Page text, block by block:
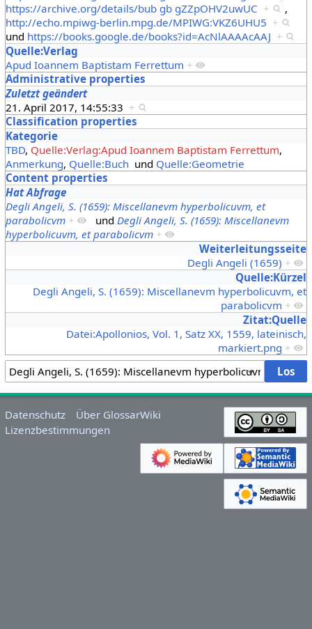
https://archive.org/details/bub gb gZZpOHV2uwUC +
,
http://echo.mpiwg-berlin.mpg.de/MPIWG:VKZ6UHU5 +
und https://books.google.de/books?id=AcNlAAAAcAAJ +
Quelle:Verlag
Apud Ioannem Baptistam Ferrettum +
Administrative properties
Zuletzt geändert
21. April 2017, 14:55:33 +
Classification properties
Kategorie
TBD, Quelle:Verlag:Apud Ioannem Baptistam Ferrettum,
Anmerkung, Quelle:Buchund Quelle:Geometrie
Content properties
Hat Abfrage
Degli Angeli, S. (1659): Miscellanevm hyperbolicuvm, et
parabolicvm + und Degli Angeli, S. (1659): Miscellanevm
hyperbolicuvm, et parabolicvm +
Weiterleitungsseite
Degli Angeli (1659) +
Quelle:Kürzel
Degli Angeli, S. (1659): Miscellanevm hyperbolicuvm, et
parabolicvm +
Zitat:Quelle
Datei:Apollonios, Vol. 1, Satz XX, 1559, lateinisch,
markiert.png +
Datenschutz
Über GlossarWiki
Lizenzbestimmungen